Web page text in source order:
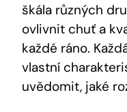
škála různých
ovlivnit chuť a
každé ráno.
vlastní
uvědomit, jaké